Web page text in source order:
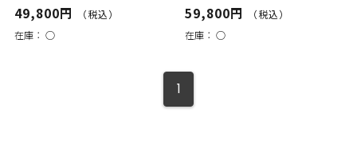
49,800円
（税込）
在庫： ○
59,800円
（税込）
在庫：○
1